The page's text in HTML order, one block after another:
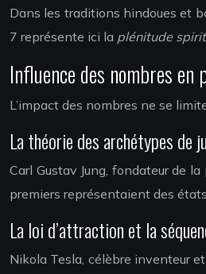
Dans les traditions hindoues et
7 représente ici la plénitude
Influence des nombres en
L’impact des nombres ne se
La théorie des archétypes de
Carl Gustav Jung, fondateur de
premiers représentaient des
La loi d’attraction et la
Nikola Tesla, célèbre inventeur